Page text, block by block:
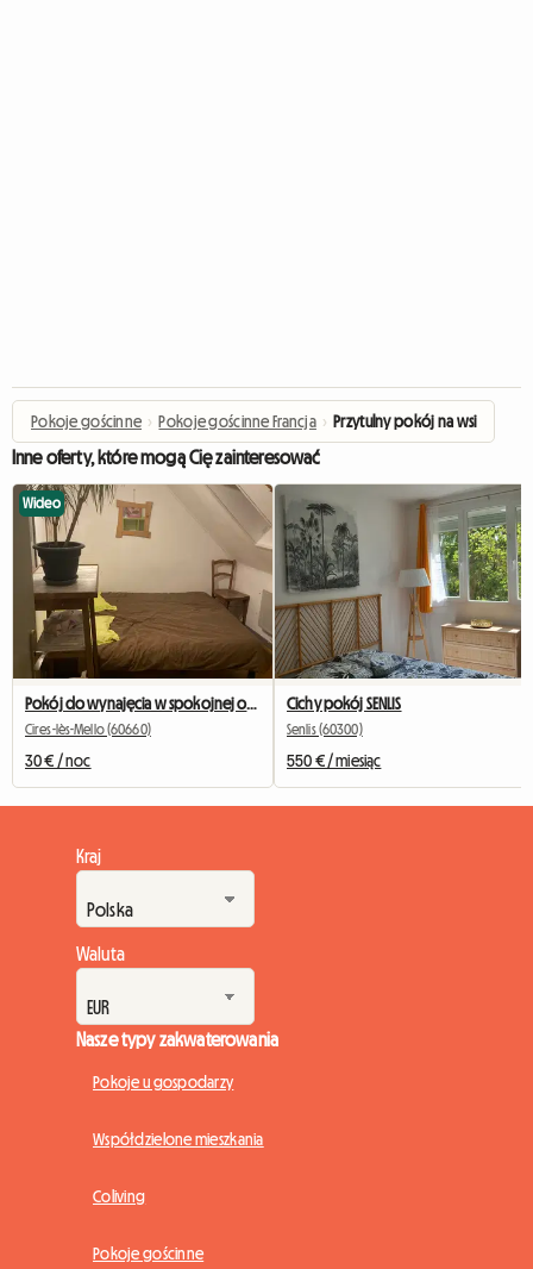
Pokoje gościnne › Pokoje gościnne Francja › Przytulny pokój na wsi
Inne oferty, które mogą Cię zainteresować
Wideo
Pokój do wynajęcia w spokojnej okolicy
Cires-lès-Mello (60660)
30 € / noc
Cichy pokój SENLIS
Senlis (60300)
550 € / miesiąc
Kraj
Waluta
Nasze typy zakwaterowania
Pokoje u gospodarzy
Współdzielone mieszkania
Coliving
Pokoje gościnne